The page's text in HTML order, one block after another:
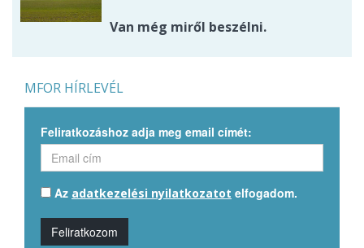
Van még miről beszélni.
MFOR HÍRLEVÉL
Feliratkozáshoz adja meg email címét:
Az adatkezelési nyilatkozatot elfogadom.
Feliratkozom